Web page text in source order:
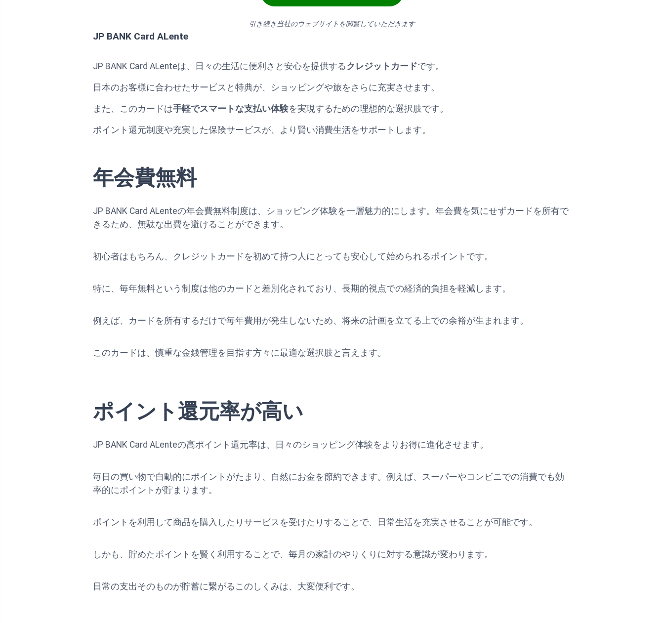
引き続き当社のウェブサイトを閲覧していただきます
JP BANK Card ALente
JP BANK Card ALenteは、日々の生活に便利さと安心を提供するクレジットカードです。
日本のお客様に合わせたサービスと特典が、ショッピングや旅をさらに充実させます。
また、このカードは手軽でスマートな支払い体験を実現するための理想的な選択肢です。
ポイント還元制度や充実した保険サービスが、より賢い消費生活をサポートします。
年会費無料
JP BANK Card ALenteの年会費無料制度は、ショッピング体験を一層魅力的にします。年会費を気にせずカードを所有で
きるため、無駄な出費を避けることができます。
初心者はもちろん、クレジットカードを初めて持つ人にとっても安心して始められるポイントです。
特に、毎年無料という制度は他のカードと差別化されており、長期的視点での経済的負担を軽減します。
例えば、カードを所有するだけで毎年費用が発生しないため、将来の計画を立てる上での余裕が生まれます。
このカードは、慎重な金銭管理を目指す方々に最適な選択肢と言えます。
ポイント還元率が高い
JP BANK Card ALenteの高ポイント還元率は、日々のショッピング体験をよりお得に進化させます。
毎日の買い物で自動的にポイントがたまり、自然にお金を節約できます。例えば、スーパーやコンビニでの消費でも効
率的にポイントが貯まります。
ポイントを利用して商品を購入したりサービスを受けたりすることで、日常生活を充実させることが可能です。
しかも、貯めたポイントを賢く利用することで、毎月の家計のやりくりに対する意識が変わります。
日常の支出そのものが貯蓄に繋がるこのしくみは、大変便利です。